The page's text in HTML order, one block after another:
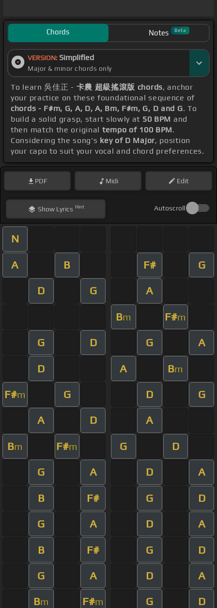
Chords Notes Beta
VERSION: Simplified
Major & minor chords only
To learn 吳佳正 - 卡農 超級搖滾版 chords, anchor
your practice on these foundational sequence of
chords - F#m, G, A, D, A, Bm, F#m, G, D and G. To
build a solid grasp, start slowly at 50 BPM and
then match the original tempo of 100 BPM.
Considering the song's key of D Major, position
your capo to suit your vocal and chord preferences.
PDF Midi Edit
ShowLyrics Hint Autoscroll
N
A B F# G
D G A
Bm F#m
G D G A
D A Bm
F#m G D G
A D A
Bm F#m G D
G A D A
B F# G D
G A D A
B F# G D
G A D A
Bm F#m G D